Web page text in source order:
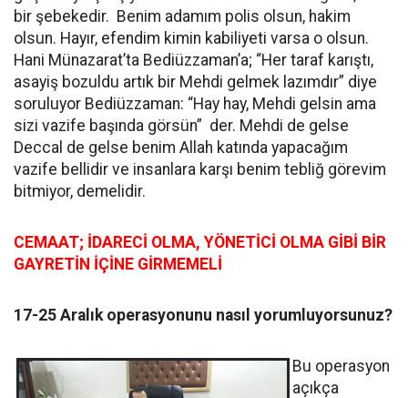
bir şebekedir. Benim adamım polis olsun, hakim
olsun. Hayır, efendim kimin kabiliyeti varsa o olsun.
Hani Münazarat’ta Bediüzzaman’a; “Her taraf karıştı,
asayiş bozuldu artık bir Mehdi gelmek lazımdır” diye
soruluyor Bediüzzaman: “Hay hay, Mehdi gelsin ama
sizi vazife başında görsün” der. Mehdi de gelse
Deccal de gelse benim Allah katında yapacağım
vazife bellidir ve insanlara karşı benim tebliğ görevim
bitmiyor, demelidir.
CEMAAT; İDARECİ OLMA, YÖNETİCİ OLMA GİBİ BİR
GAYRETİN İÇİNE GİRMEMELİ
17-25 Aralık operasyonunu nasıl yorumluyorsunuz?
Bu operasyon
açıkça